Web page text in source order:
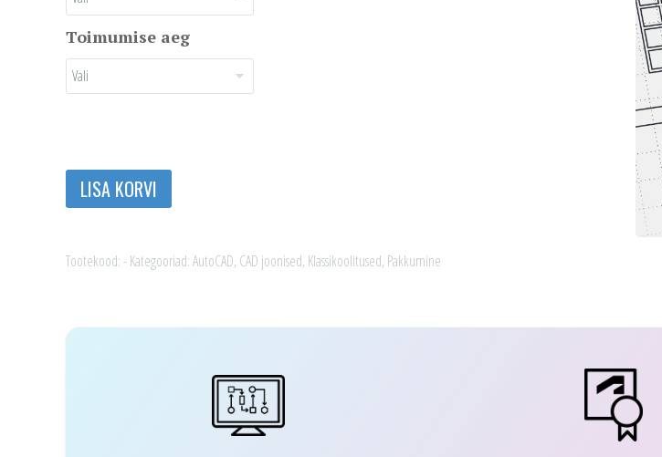
Toimumise aeg
AutoCAD
algkursus
LISA KORVI
Tootekood:-Kategooriad:AutoCAD, CAD joonised, Klassikoolitused, Pakkumine